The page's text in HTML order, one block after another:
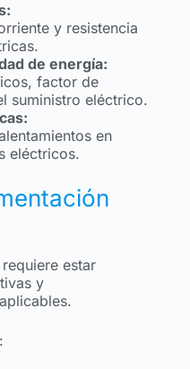
y resistencia
de energía:
factor de
suministro eléctrico.
en
eléctricos.
estar
y